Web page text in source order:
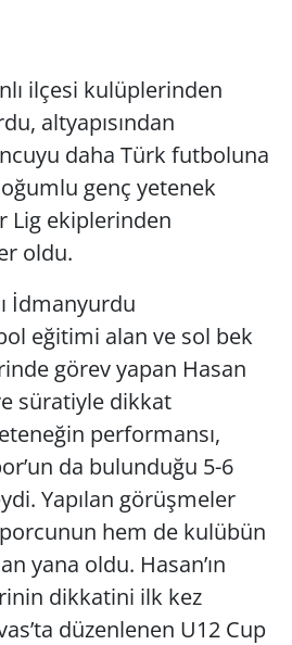
ilçesi kulüplerinden
altyapısından
daha Türk futboluna
genç yetenek
Lig ekiplerinden
oldu.
İdmanyurdu
eğitimi alan ve sol bek
görev yapan Hasan
süratiyle dikkat
performansı,
da bulunduğu 5-6
Yapılan görüşmeler
hem de kulübün
yana oldu. Hasan’ın
dikkatini ilk kez
düzenlenen U12 Cup